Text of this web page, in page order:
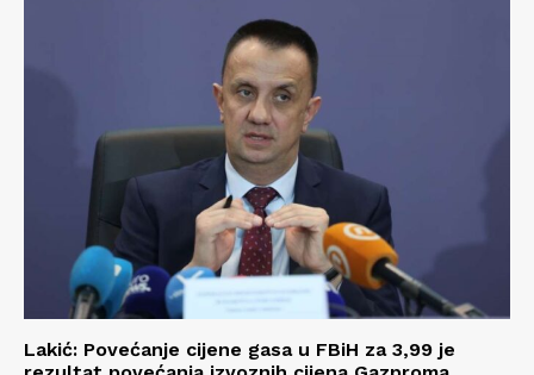
Lakić: Povećanje cijene gasa u FBiH za 3,99 je